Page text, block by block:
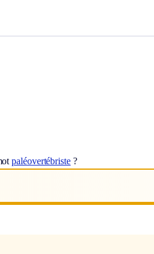
paléovertébriste?